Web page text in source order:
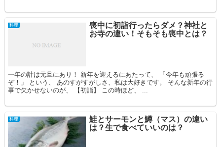
料理
喪中に初詣行ったらダメ？神社と
お寺の違い！そもそも喪中とは？
一年の計は元旦にあり！ 新年を迎えるにあたって、 「今年も頑張る
ぞ！」 という、 あのすがすがしさ、私は大好きです。 そんな新年の行
事で欠かせないのが、 【初詣】 この時ほど、 ...
料理
鮭とサーモンと鱒（マス）の違い
は？生で食べていいのは？